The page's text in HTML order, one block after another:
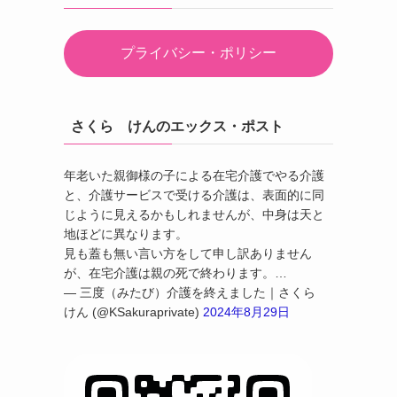
プライバシー・ポリシー
さくら けんのエックス・ポスト
年老いた親御様の子による在宅介護でやる介護
と、介護サービスで受ける介護は、表面的に同
じように見えるかもしれませんが、中身は天と
地ほどに異なります。
見も蓋も無い言い方をして申し訳ありません
が、在宅介護は親の死で終わります。…
— 三度（みたび）介護を終えました｜さくら
けん (@KSakuraprivate) 2024年8月29日